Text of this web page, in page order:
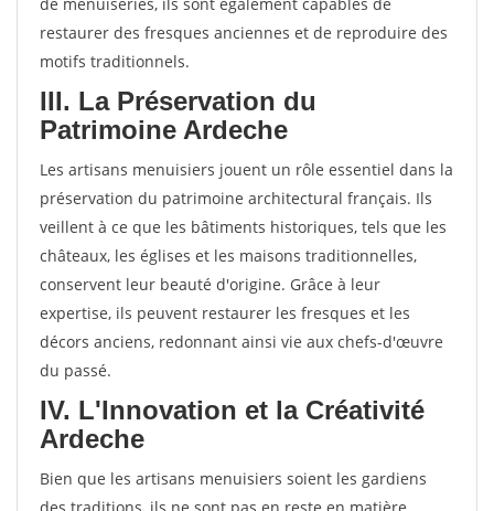
restaurer des fresques anciennes et de reproduire des
motifs traditionnels.
III. La Préservation du
Patrimoine Ardeche
Les artisans menuisiers jouent un rôle essentiel dans la
préservation du patrimoine architectural français. Ils
veillent à ce que les bâtiments historiques, tels que les
châteaux, les églises et les maisons traditionnelles,
conservent leur beauté d'origine. Grâce à leur
expertise, ils peuvent restaurer les fresques et les
décors anciens, redonnant ainsi vie aux chefs-d'œuvre
du passé.
IV. L'Innovation et la Créativité
Ardeche
Bien que les artisans menuisiers soient les gardiens